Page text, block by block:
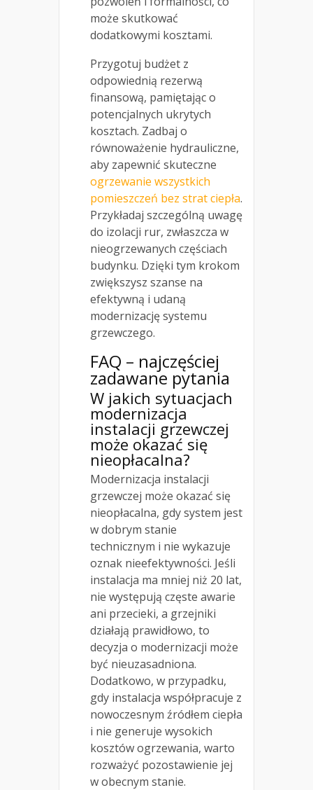
może skutkować
dodatkowymi kosztami.
Przygotuj budżet z
odpowiednią rezerwą
finansową, pamiętając o
potencjalnych ukrytych
kosztach. Zadbaj o
równoważenie hydrauliczne,
aby zapewnić skuteczne
ogrzewanie wszystkich
pomieszczeń bez strat ciepła.
Przykładaj szczególną uwagę
do izolacji rur, zwłaszcza w
nieogrzewanych częściach
budynku. Dzięki tym krokom
zwiększysz szanse na
efektywną i udaną
modernizację systemu
grzewczego.
FAQ – najczęściej
zadawane pytania
W jakich sytuacjach
modernizacja
instalacji grzewczej
może okazać się
nieopłacalna?
Modernizacja instalacji
grzewczej może okazać się
nieopłacalna, gdy system jest
w dobrym stanie
technicznym i nie wykazuje
oznak nieefektywności. Jeśli
instalacja ma mniej niż 20 lat,
nie występują częste awarie
ani przecieki, a grzejniki
działają prawidłowo, to
decyzja o modernizacji może
być nieuzasadniona.
Dodatkowo, w przypadku,
gdy instalacja współpracuje z
nowoczesnym źródłem ciepła
i nie generuje wysokich
kosztów ogrzewania, warto
rozważyć pozostawienie jej
w obecnym stanie.